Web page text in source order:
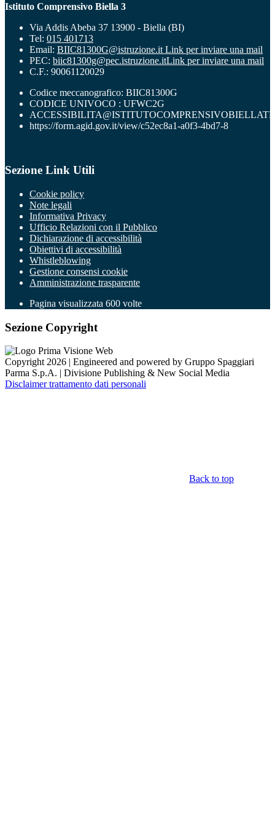
Istituto Comprensivo Biella 3
Via Addis Abeba 37 13900 - Biella (BI)
Tel: 015 401713
Email: BIIC81300G@istruzione.it Link per inviare una mail
PEC: biic81300g@pec.istruzione.itLink per inviare una mail
C.F.: 90061120029
Codice meccanografico: BIIC81300G
CODICE UNIVOCO : UFWC2G
https://form.agid.gov.it/view/c52ec8a1-a0f3-4bd7-8
Sezione Link Utili
Cookie policy
Note legali
Informativa Privacy
Ufficio Relazioni con il Pubblico
Dichiarazione di accessibilità
Obiettivi di accessibilità
Whistleblowing
Gestione consensi cookie
Amministrazione trasparente
Pagina visualizzata 600 volte
Sezione Copyright
Copyright 2026 | Engineered and powered by Gruppo Spaggiari
Parma S.p.A. | Divisione Publishing & New Social Media
Disclaimer trattamento dati personali
Back to top